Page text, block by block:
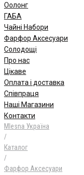
Oолонг
ГАБА
Чайні Набори
Фарфор Аксесуари
Солодощі
Про нас
Цікаве
Оплата і доставка
Співпраця
Наші Магазини
Контакти
Mlesna Україна
/
Каталог
/
Фарфор Аксесуари